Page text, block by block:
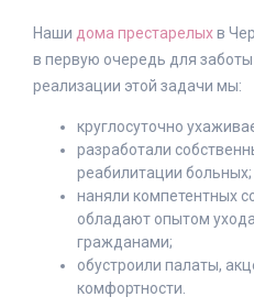
Наши дома престарелыхв
в первую очередь для
реализации этой задачи мы:
круглосуточно
разработали
реабилитации больных;
наняли компетентных
обладают опытом
гражданами;
обустроили палаты,
комфортности.